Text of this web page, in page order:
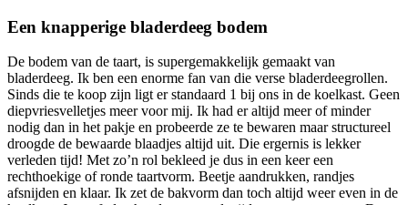
Een knapperige bladerdeeg bodem
De bodem van de taart, is supergemakkelijk gemaakt van
bladerdeeg. Ik ben een enorme fan van die verse bladerdeegrollen.
Sinds die te koop zijn ligt er standaard 1 bij ons in de koelkast. Geen
diepvriesvelletjes meer voor mij. Ik had er altijd meer of minder
nodig dan in het pakje en probeerde ze te bewaren maar structureel
droogde de bewaarde blaadjes altijd uit. Die ergernis is lekker
verleden tijd! Met zo’n rol bekleed je dus in een keer een
rechthoekige of ronde taartvorm. Beetje aandrukken, randjes
afsnijden en klaar. Ik zet de bakvorm dan toch altijd weer even in de